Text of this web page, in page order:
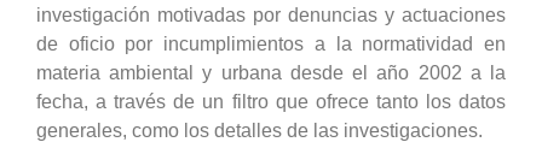
investigación motivadas por denuncias y actuaciones
de oficio por incumplimientos a la normatividad en
materia ambiental y urbana desde el año 2002 a la
fecha, a través de un filtro que ofrece tanto los datos
generales, como los detalles de las investigaciones.